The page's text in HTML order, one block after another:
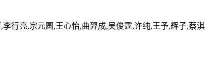
行亮,宗元圆,王心怡,曲羿成,吴俊霆,许纯,王予,辉子,蔡淇